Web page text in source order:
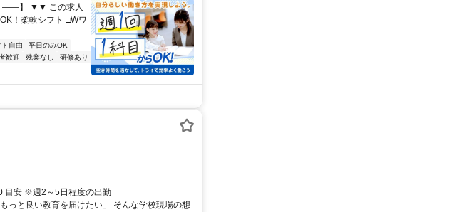
――】 ▼▼ この求人
！柔軟シフト □Wワ
ト自由
平日のみOK
歓迎 残業なし
研修あり
目安 ※週2～5日程度の出勤
っと良い教育を届けたい」 そんな学校現場の想